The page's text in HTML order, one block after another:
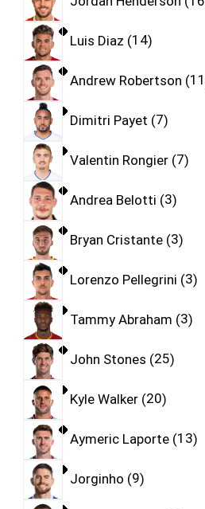
Luis Diaz 14
Andrew Robertson 11
Dimitri Payet 7
Valentin Rongier 7
Andrea Belotti 3
Bryan Cristante 3
Lorenzo Pellegrini 3
Tammy Abraham 3
John Stones 25
Kyle Walker 20
Aymeric Laporte 13
Jorginho 9